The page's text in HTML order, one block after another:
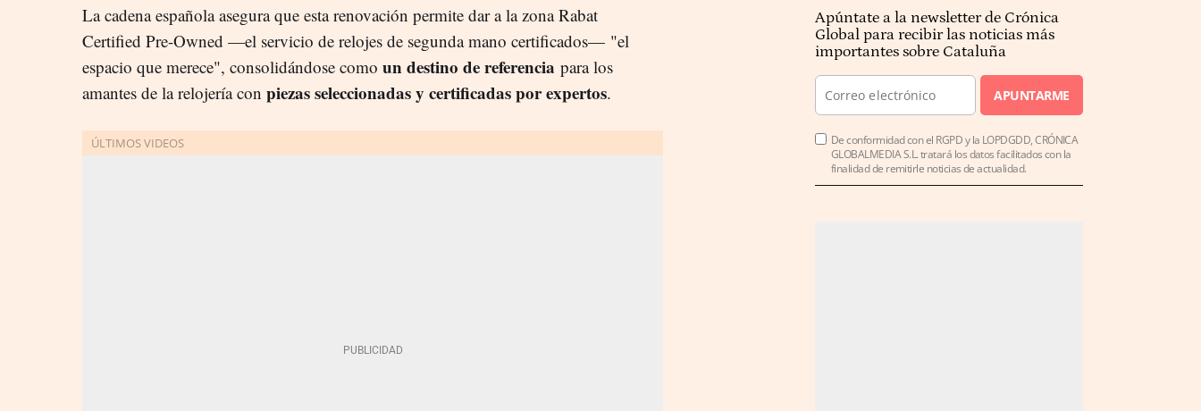
La cadena española asegura que esta renovación permite dar a la zona Rabat
Certified Pre-Owned —el servicio de relojes de segunda mano certificados— "el
espacio que merece", consolidándose como un destino de referencia para los
amantes de la relojería con piezas seleccionadas y certificadas por expertos.
Apúntate a la newsletter de Crónica
Global para recibir las noticias más
importantes sobre Cataluña
APUNTARME
De conformidad con el RGPD y la LOPDGDD, CRÓNICA
GLOBALMEDIA S.L. tratará los datos facilitados con la
finalidad de remitirle noticias de actualidad.